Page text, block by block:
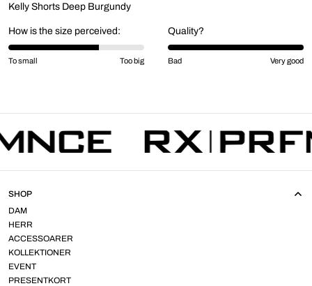
Kelly Shorts Deep Burgundy
How is the size perceived:
To small Too big
Quality?
Bad Very good
SHOP
DAM
HERR
ACCESSOARER
KOLLEKTIONER
EVENT
PRESENTKORT